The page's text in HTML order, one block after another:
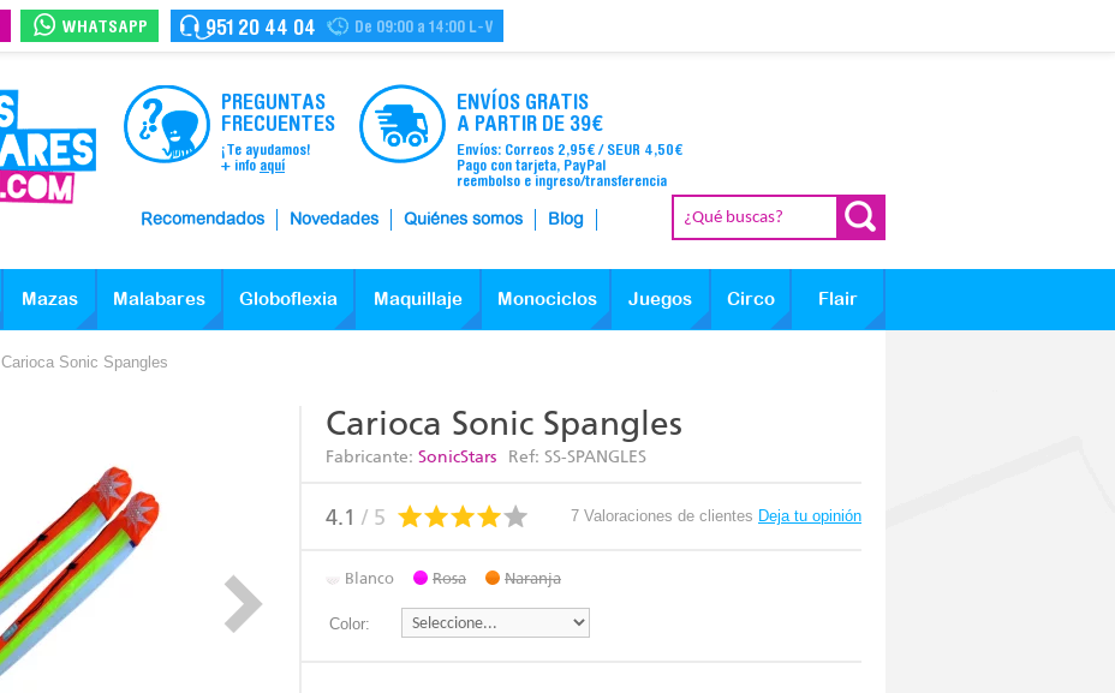
WHATSAPP 951 20 44 04 De 09:00 a 14:00 L-V
PREGUNTAS
FRECUENTES
¡Te ayudamos!
+ info aquí
ENVÍOS GRATIS
A PARTIR DE 39€
Envíos: Correos 2,95€ / SEUR 4,50€
Pago con tarjeta, PayPal
reembolso e ingreso/transferencia
Recomendados Novedades Quiénes somos Blog
Mazas Malabares Globoflexia Maquillaje Monociclos Juegos Circo Flair
Carioca Sonic Spangles
Carioca Sonic Spangles
Fabricante: SonicStars Ref: SS-SPANGLES
4.1 / 5 7 Valoraciones de clientes Deja tu opinión
Blanco Rosa Naranja
Color: